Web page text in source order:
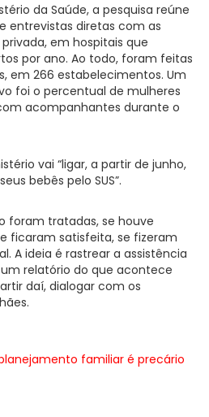
da Saúde, a pesquisa reúne
entrevistas diretas com as
em hospitais que
por ano. Ao todo, foram feitas
em 266 estabelecimentos. Um
foi o percentual de mulheres
acompanhantes durante o
vai “ligar, a partir de junho,
bebês pelo SUS”.
foram tratadas, se houve
ficaram satisfeita, se fizeram
A ideia é rastrear a assistência
relatório do que acontece
daí, dialogar com os
familiar é precário